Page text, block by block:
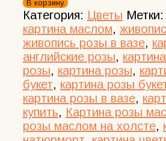
Картина
маслом
букет
роз
в
стеклянной
вазе
20*30
В корзину
Категория: Цветы Метки:
картина маслом,
живопись розы в вазе,
английские розы,
розы, картина розы,
букет, картина розы
картина розы в вазе,
купить, Картина розы
розы маслом на холсте,